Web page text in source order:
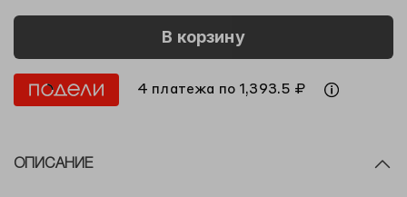
В корзину
4 платежа по 1,393.5 ₽
ОПИСАНИЕ